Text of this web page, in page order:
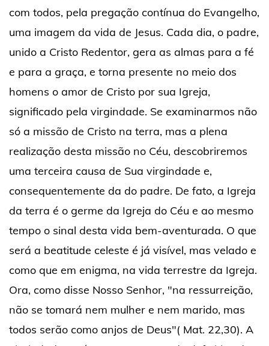
com todos, pela pregação contínua do Evangelho,
uma imagem da vida de Jesus. Cada dia, o padre,
unido a Cristo Redentor, gera as almas para a fé
e para a graça, e torna presente no meio dos
homens o amor de Cristo por sua Igreja,
significado pela virgindade. Se examinarmos não
só a missão de Cristo na terra, mas a plena
realização desta missão no Céu, descobriremos
uma terceira causa de Sua virgindade e,
consequentemente da do padre. De fato, a Igreja
da terra é o germe da Igreja do Céu e ao mesmo
tempo o sinal desta vida bem-aventurada. O que
será a beatitude celeste é já visível, mas velado e
como que em enigma, na vida terrestre da Igreja.
Ora, como disse Nosso Senhor, "na ressurreição,
não se tomará nem mulher e nem marido, mas
todos serão como anjos de Deus"( Mat. 22,30). A